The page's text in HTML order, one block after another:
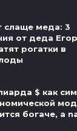
слаще меда: 3
от деда
рогатки в
$ как
богаче, а